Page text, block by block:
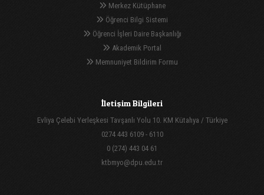
Merkez Kütüphane
Öğrenci Bilgi Sistemi
Öğrenci İşleri Daire Başkanlığı
Akademik Portal
Memnuniyet Bildirim Formu
İletişim Bilgileri
Evliya Çelebi Yerleşkesi Tavşanlı Yolu 10. KM Kütahya / Türkiye
0274 443 6109 - 6110
0 (274) 443 04 61
ktbmyo@dpu.edu.tr